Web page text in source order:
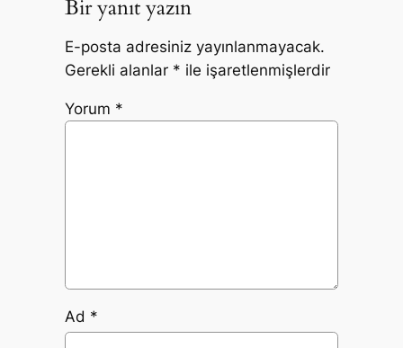
Bir yanıt yazın
E-posta adresiniz yayınlanmayacak.
Gerekli alanlar * ile işaretlenmişlerdir
Yorum *
Ad *